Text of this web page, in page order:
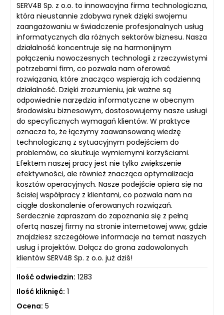
SERV4B Sp. z o.o. to innowacyjna firma technologiczna,
która nieustannie zdobywa rynek dzięki swojemu
zaangażowaniu w świadczenie profesjonalnych usług
informatycznych dla różnych sektorów biznesu. Nasza
działalność koncentruje się na harmonijnym
połączeniu nowoczesnych technologii z rzeczywistymi
potrzebami firm, co pozwala nam oferować
rozwiązania, które znacząco wspierają ich codzienną
działalność. Dzięki zrozumieniu, jak ważne są
odpowiednie narzędzia informatyczne w obecnym
środowisku biznesowym, dostosowujemy nasze usługi
do specyficznych wymagań klientów. W praktyce
oznacza to, że łączymy zaawansowaną wiedzę
technologiczną z sytuacyjnym podejściem do
problemów, co skutkuje wymiernymi korzyściami.
Efektem naszej pracy jest nie tylko zwiększenie
efektywności, ale również znacząca optymalizacja
kosztów operacyjnych. Nasze podejście opiera się na
ścisłej współpracy z klientami, co pozwala nam na
ciągłe doskonalenie oferowanych rozwiązań.
Serdecznie zapraszam do zapoznania się z pełną
ofertą naszej firmy na stronie internetowej www, gdzie
znajdziesz szczegółowe informacje na temat naszych
usług i projektów. Dołącz do grona zadowolonych
klientów SERV4B Sp. z o.o. już dziś!
Ilość odwiedzin: 1283
Ilość kliknięć: 1
Ocena: 5